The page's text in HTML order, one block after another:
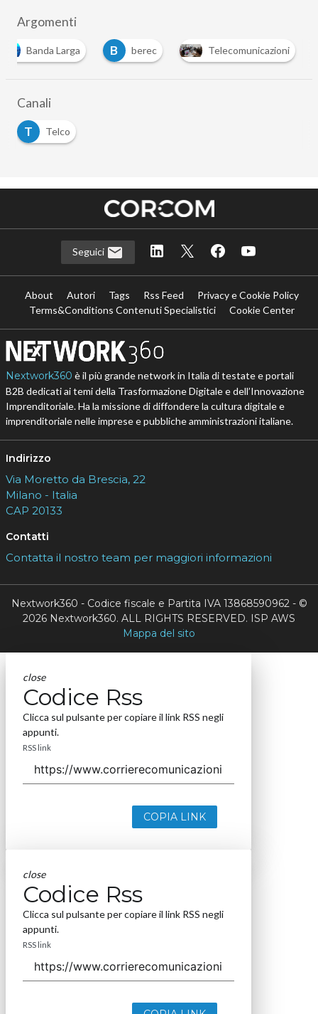
Argomenti
Banda Larga B berec
Telecomunicazioni
Canali
T
Telco
Seguici
About Autori Tags Rss Feed
Privacy e Cookie Policy
Terms&Conditions Contenuti Specialistici
Cookie Center
Nextwork360 è il più grande network in Italia di testate e portali
B2B dedicati ai temi della Trasformazione Digitale e dell’Innovazione
Imprenditoriale. Ha la missione di diffondere la cultura digitale e
imprenditoriale nelle imprese e pubbliche amministrazioni italiane.
Indirizzo
Via Moretto da Brescia, 22
Milano - Italia
CAP 20133
Contatti
Contatta il nostro team per maggiori informazioni
Nextwork360 - Codice fiscale e Partita IVA 13868590962 - ©
2026 Nextwork360. ALL RIGHTS RESERVED. ISP AWS
Mappa del sito
close
Codice Rss
Clicca sul pulsante per copiare il link RSS negli
appunti.
RSS link
COPIA LINK
close
Codice Rss
Clicca sul pulsante per copiare il link RSS negli
appunti.
RSS link